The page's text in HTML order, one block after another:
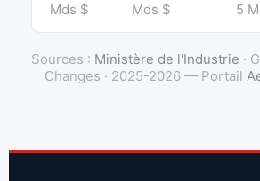
Mds $
Mds $
5
Sources : Ministère de l'Industrie ·
Changes · 2025-2026 — Portail